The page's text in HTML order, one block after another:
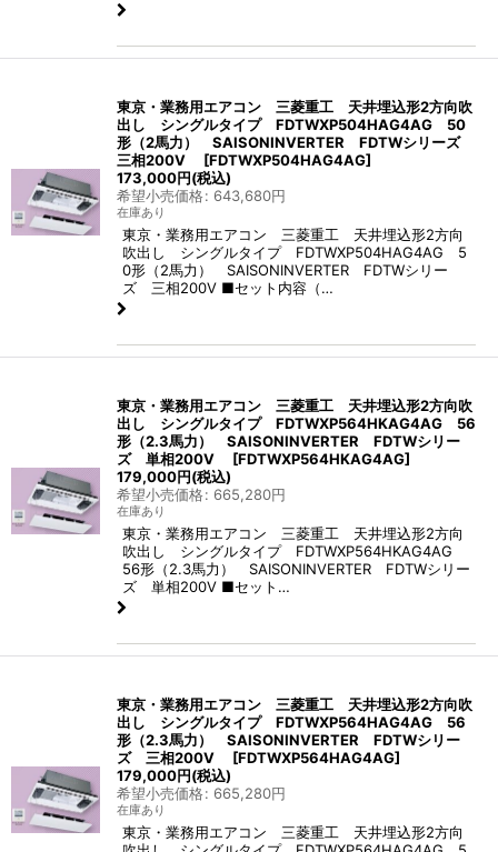
東京・業務用エアコン 三菱重工 天井埋込形2方向吹
出し シングルタイプ FDTWXP504HAG4AG 50
形（2馬力） SAISONINVERTER FDTWシリーズ
三相200V
[FDTWXP504HAG4AG]
173,000円(税込)
希望小売価格: 643,680円
在庫あり
東京・業務用エアコン 三菱重工 天井埋込形2方向
吹出し シングルタイプ FDTWXP504HAG4AG 5
0形（2馬力） SAISONINVERTER FDTWシリー
ズ 三相200V ■セット内容（…
東京・業務用エアコン 三菱重工 天井埋込形2方向吹
出し シングルタイプ FDTWXP564HKAG4AG 56
形（2.3馬力） SAISONINVERTER FDTWシリー
ズ 単相200V
[FDTWXP564HKAG4AG]
179,000円(税込)
希望小売価格: 665,280円
在庫あり
東京・業務用エアコン 三菱重工 天井埋込形2方向
吹出し シングルタイプ FDTWXP564HKAG4AG
56形（2.3馬力） SAISONINVERTER FDTWシリー
ズ 単相200V ■セット…
東京・業務用エアコン 三菱重工 天井埋込形2方向吹
出し シングルタイプ FDTWXP564HAG4AG 56
形（2.3馬力） SAISONINVERTER FDTWシリー
ズ 三相200V
[FDTWXP564HAG4AG]
179,000円(税込)
希望小売価格: 665,280円
在庫あり
東京・業務用エアコン 三菱重工 天井埋込形2方向